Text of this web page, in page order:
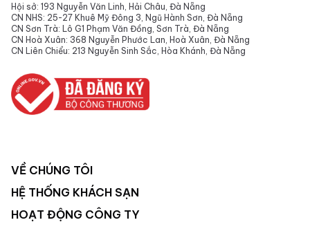
Hội sở: 193 Nguyễn Văn Linh, Hải Châu, Đà Nẵng
CN NHS: 25-27 Khuê Mỹ Đông 3, Ngũ Hành Sơn, Đà Nẵng
CN Sơn Trà: Lô G1 Phạm Văn Đồng, Sơn Trà, Đà Nẵng
CN Hoà Xuân: 368 Nguyễn Phước Lan, Hoà Xuân, Đà Nẵng
CN Liên Chiểu: 213 Nguyễn Sinh Sắc, Hòa Khánh, Đà Nẵng
VỀ CHÚNG TÔI
HỆ THỐNG KHÁCH SẠN
HOẠT ĐỘNG CÔNG TY